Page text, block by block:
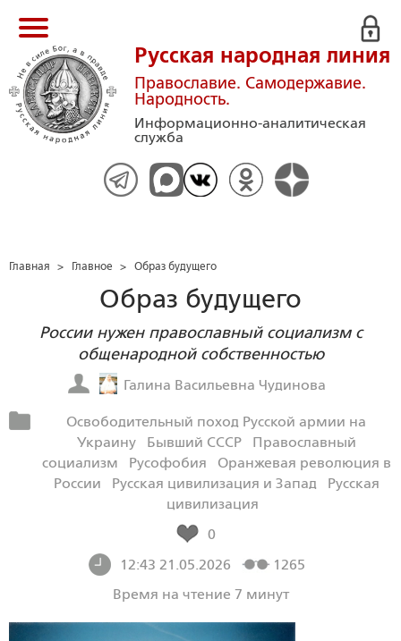
Русская народная линия
Православие. Самодержавие.
Народность.
Информационно-аналитическая
служба
Главная > Главное > Образ будущего
Образ будущего
России нужен православный социализм с
общенародной собственностью
Галина Васильевна Чудинова
Освободительный поход Русской армии на
Украину
Бывший СССР
Православный
социализм
Русофобия
Оранжевая революция в
России
Русская цивилизация и Запад
Русская
цивилизация
0
12:43 21.05.2026
1265
Время на чтение 7 минут